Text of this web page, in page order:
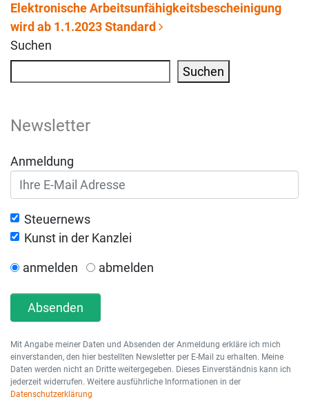
Beitrags-Navigation
Elektronische Arbeitsunfähigkeitsbescheinigung
wird ab 1.1.2023 Standard
Suchen
Suchen
Newsletter
Anmeldung
Steuernews
Kunst in der Kanzlei
anmelden abmelden
Absenden
Mit Angabe meiner Daten und Absenden der Anmeldung erkläre ich mich
einverstanden, den hier bestellten Newsletter per E-Mail zu erhalten. Meine
Daten werden nicht an Dritte weitergegeben. Dieses Einverständnis kann ich
jederzeit widerrufen. Weitere ausführliche Informationen in der
Datenschutzerklärung